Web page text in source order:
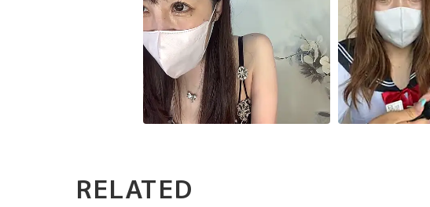
RELATED